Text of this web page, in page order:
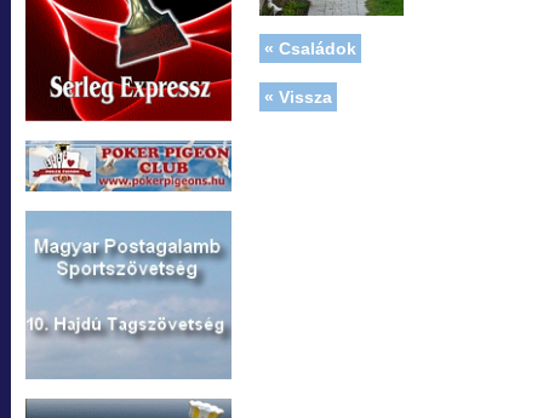
« Családok
« Vissza